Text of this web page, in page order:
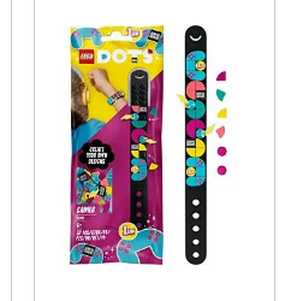
8715427115177